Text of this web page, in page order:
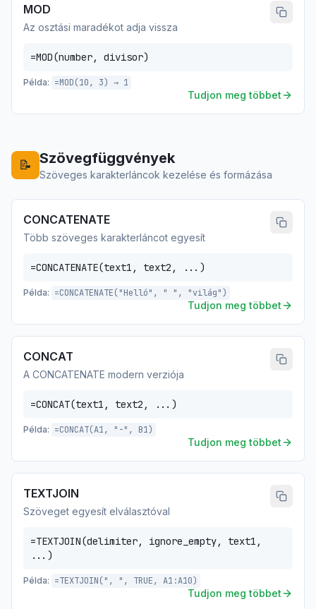
MOD
Az osztási maradékot adja vissza
=MOD(number, divisor)
Példa: =MOD(10, 3) → 1
Tudjon meg többet
📝 Szövegfüggvények
Szöveges karakterláncok kezelése és formázása
CONCATENATE
Több szöveges karakterláncot egyesít
=CONCATENATE(text1, text2, ...)
Példa: =CONCATENATE("Helló", " ", "világ")
Tudjon meg többet
CONCAT
A CONCATENATE modern verziója
=CONCAT(text1, text2, ...)
Példa: =CONCAT(A1, "-", B1)
Tudjon meg többet
TEXTJOIN
Szöveget egyesít elválasztóval
=TEXTJOIN(delimiter, ignore_empty, text1,
...)
Példa: =TEXTJOIN(", ", TRUE, A1:A10)
Tudjon meg többet